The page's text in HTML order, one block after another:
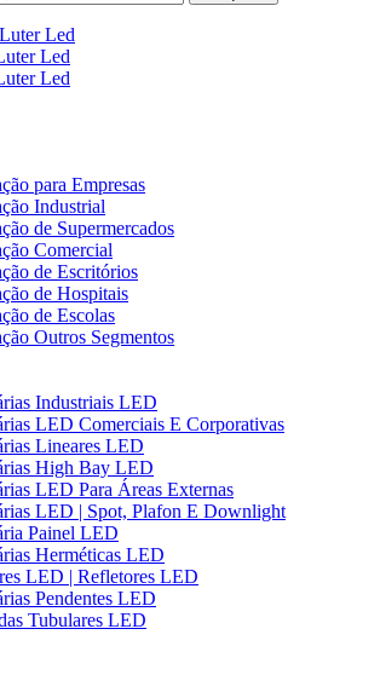
Led
Led
Led
para Empresas
Industrial
de Supermercados
Comercial
de Escritórios
de Hospitais
de Escolas
Outros Segmentos
Industriais LED
LED Comerciais E Corporativas
Lineares LED
High Bay LED
LED Para Áreas Externas
LED | Spot, Plafon E Downlight
Painel LED
Herméticas LED
LED | Refletores LED
Pendentes LED
Tubulares LED